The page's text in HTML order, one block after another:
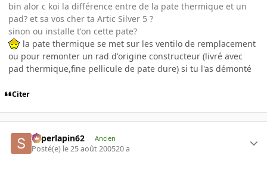
bin alor c koi la différence entre de la pate thermique et un
pad? et sa vos cher ta Artic Silver 5 ?
sinon ou installe t'on cette pate?
la pate thermique se met sur les ventilo de remplacement
ou pour remonter un rad d'origine constructeur (livré avec
pad thermique,fine pellicule de pate dure) si tu l'as démonté
Citer
superlapin62 Ancien
Posté(e) le 25 août 200520 a